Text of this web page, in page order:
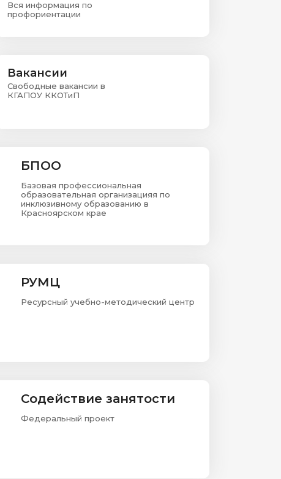
Вся информация по
профориентации
Вакансии
Свободные вакансии в
КГАПОУ ККОТиП
БПОО
Базовая профессиональная
образовательная организацияя по
инклюзивному образованию в
Красноярском крае
РУМЦ
Ресурсный учебно-методический центр
Содействие занятости
Федеральный проект